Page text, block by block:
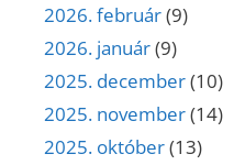
2026. február(9)
2026. január(9)
2025. december(10)
2025. november(14)
2025. október(13)